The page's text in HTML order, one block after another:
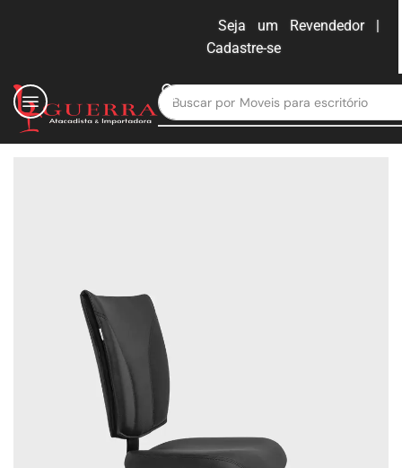
Seja um Revendedor |
Cadastre-se
Buscar por Moveis para escritório